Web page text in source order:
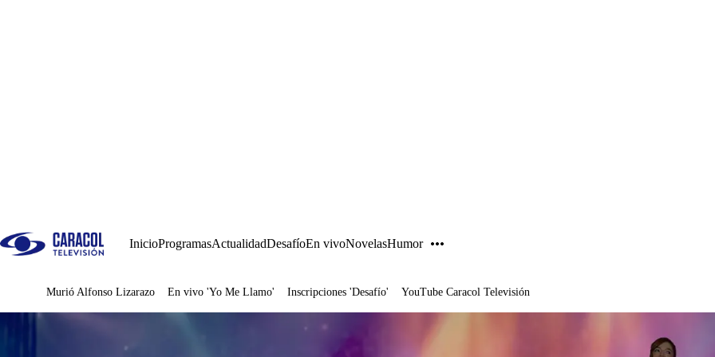
InicioProgramasActualidadDesafíoEn vivoNovelasHumor
Juegos
Murió Alfonso Lizarazo En vivo 'Yo Me Llamo' Inscripciones 'Desafío' YouTube Caracol Televisión